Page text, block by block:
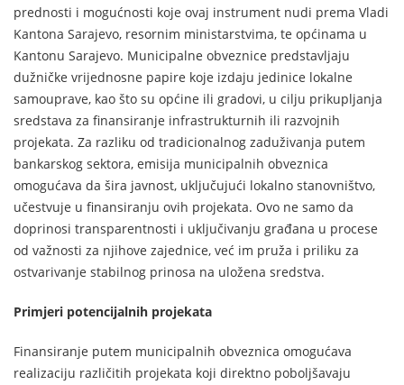
prednosti i mogućnosti koje ovaj instrument nudi prema Vladi
Kantona Sarajevo, resornim ministarstvima, te općinama u
Kantonu Sarajevo. Municipalne obveznice predstavljaju
dužničke vrijednosne papire koje izdaju jedinice lokalne
samouprave, kao što su općine ili gradovi, u cilju prikupljanja
sredstava za finansiranje infrastrukturnih ili razvojnih
projekata. Za razliku od tradicionalnog zaduživanja putem
bankarskog sektora, emisija municipalnih obveznica
omogućava da šira javnost, uključujući lokalno stanovništvo,
učestvuje u finansiranju ovih projekata. Ovo ne samo da
doprinosi transparentnosti i uključivanju građana u procese
od važnosti za njihove zajednice, već im pruža i priliku za
ostvarivanje stabilnog prinosa na uložena sredstva.
Primjeri potencijalnih projekata
Finansiranje putem municipalnih obveznica omogućava
realizaciju različitih projekata koji direktno poboljšavaju